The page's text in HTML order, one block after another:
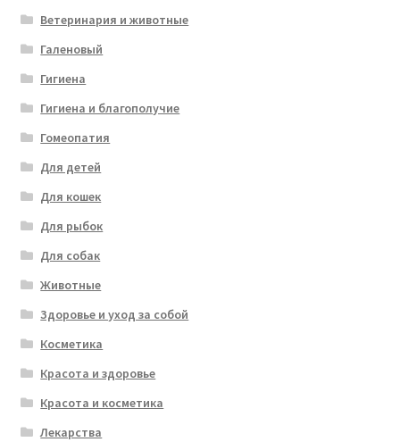
Ветеринария и животные
Галеновый
Гигиена
Гигиена и благополучие
Гомеопатия
Для детей
Для кошек
Для рыбок
Для собак
Животные
Здоровье и уход за собой
Косметика
Красота и здоровье
Красота и косметика
Лекарства